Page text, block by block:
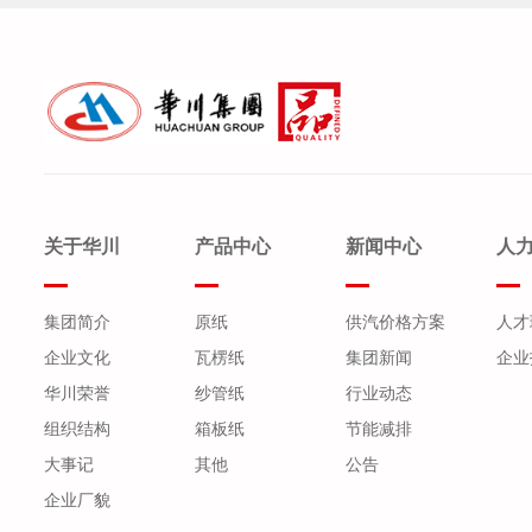
关于华川
集团简介
企业文化
华川荣誉
组织结构
大事记
企业厂貌
产品中心
原纸
瓦楞纸
纱管纸
箱板纸
其他
新闻中心
供汽价格方案
集团新闻
行业动态
节能减排
公告
人
人
企